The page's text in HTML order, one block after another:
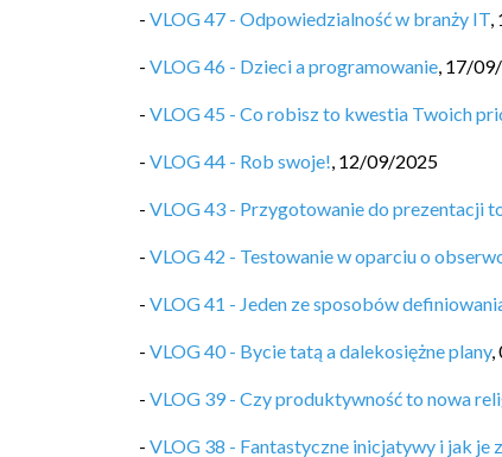
- VLOG 47 - Odpowiedzialność w branży IT,
- VLOG 46 - Dzieci a programowanie, 17/
- VLOG 45 - Co robisz to kwestia Twoich
- VLOG 44 - Rob swoje!, 12/09/2025
- VLOG 43 - Przygotowanie do prezentacji
- VLOG 42 - Testowanie w oparciu o
- VLOG 41 - Jeden ze sposobów
- VLOG 40 - Bycie tatą a dalekosiężne plany,
- VLOG 39 - Czy produktywność to nowa
- VLOG 38 - Fantastyczne inicjatywy i jak je